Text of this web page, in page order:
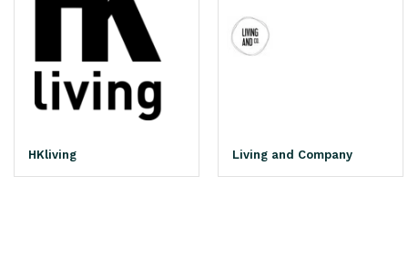
HKliving Living and Company